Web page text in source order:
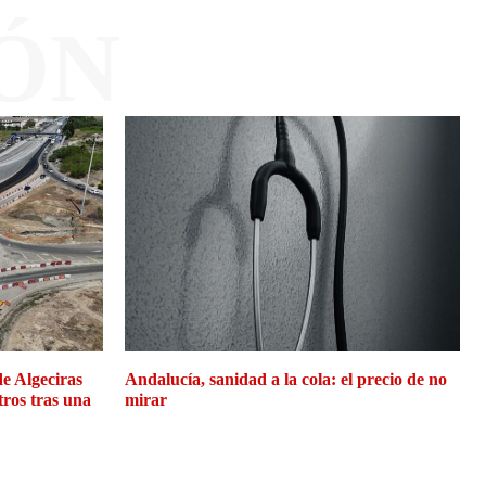
Algeciras
tras una
Andalucía, sanidad a la cola: el precio de no
mirar